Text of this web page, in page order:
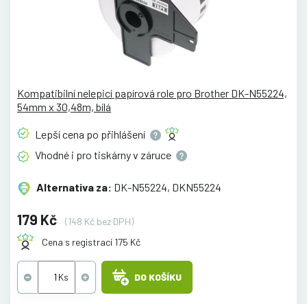
Kompatibilní nelepicí papírová role pro Brother DK-N55224,
54mm x 30,48m, bílá
Lepší cena po přihlášení
Vhodné i pro tiskárny v záruce
Alternativa za: DK-N55224, DKN55224
179 Kč
(148 Kč bez DPH)
Cena s registrací 175 Kč
DO KOŠÍKU